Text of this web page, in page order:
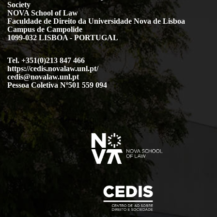
Society
NOVA School of Law
Faculdade de Direito da Universidade Nova de Lisboa
Campus de Campolide
1099-032 LISBOA - PORTUGAL
Tel. +351(0)213 847 466
https://cedis.novalaw.unl.pt/
cedis@novalaw.unl.pt
Pessoa Coletiva Nº501 559 094